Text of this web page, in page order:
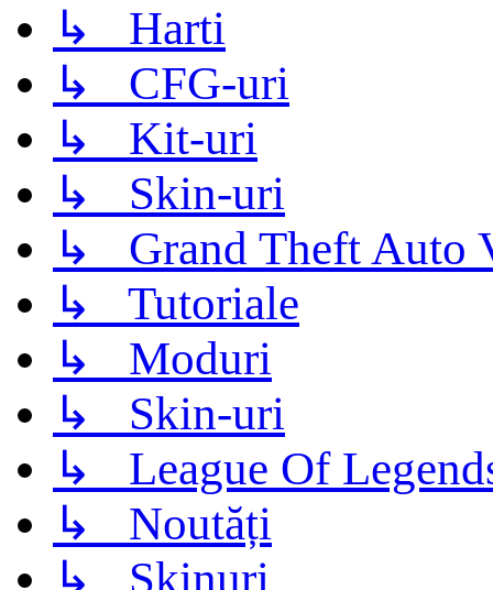
↳ Harti
↳ CFG-uri
↳ Kit-uri
↳ Skin-uri
↳ Grand Theft Auto
↳ Tutoriale
↳ Moduri
↳ Skin-uri
↳ League Of
↳ Noutăți
↳ Skinuri